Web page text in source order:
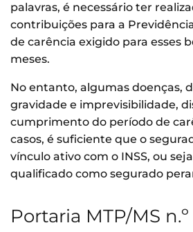
palavras, é necessário ter
contribuições para a
de carência exigido para esses
meses.
No entanto, algumas doenças,
gravidade e imprevisibilidade,
cumprimento do período de
casos, é suficiente que o
vínculo ativo com o INSS, ou
qualificado como segurado
Portaria MTP/MS